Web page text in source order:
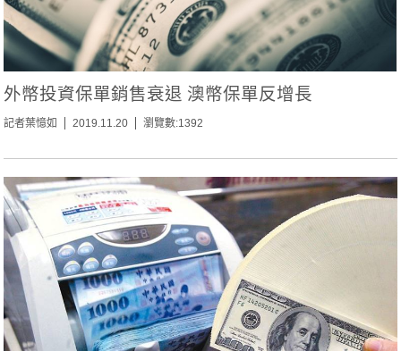
外幣投資保單銷售衰退 澳幣保單反增長
記者葉憶如 2019.11.20 瀏覽數:1392